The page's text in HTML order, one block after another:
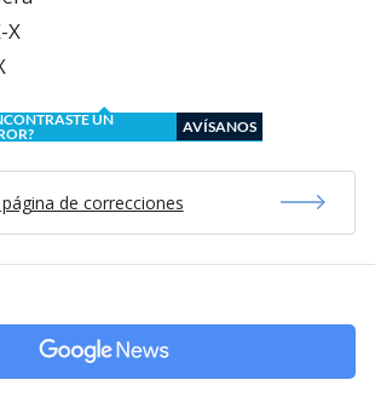
X
UN
AVÍSANOS
de correcciones